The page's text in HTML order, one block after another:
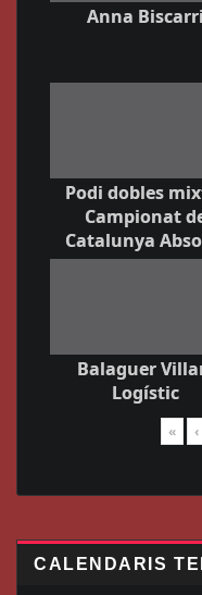
Anna Biscarri
Podi dobles
Campionat
Catalunya
Balaguer
Logístic
« ‹
CALENDARIS